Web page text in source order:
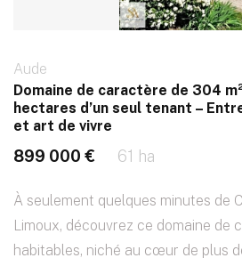
Aude
Domaine de caractère de 304
hectares d’un seul tenant –
et art de vivre
899 000 € 61 ha
À seulement quelques minutes de
Limoux, découvrez ce domaine de
habitables, niché au cœur de plus